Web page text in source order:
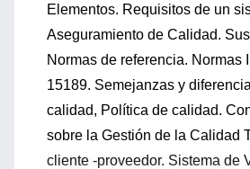
Elementos. Requisitos de un
Aseguramiento de Calidad.
Normas de referencia. Normas
15189. Semejanzas y
calidad, Política de calidad.
sobre la Gestión de la Calidad
cliente -proveedor. Sistema de